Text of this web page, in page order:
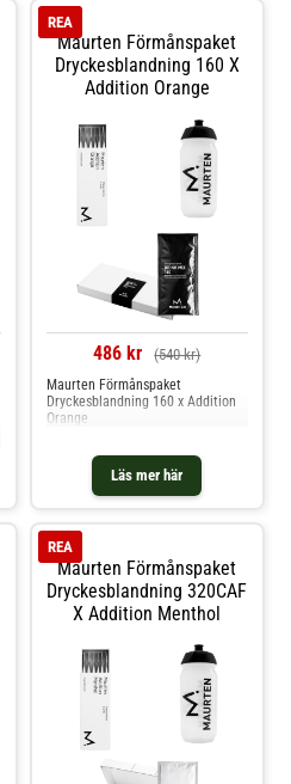
löprundor och träningspass. Varje
portions sportdryc
Maurten Förmånspaket
Dryckesblandning 160 X
Addition Orange
REA
486 kr (540 kr)
Läs mer här
Maurten Förmånspaket
Dryckesblandning 160 x Addition
Orange
Maurten Förmånspaket
Dryckesblandning 320CAF
X Addition Menthol
REA